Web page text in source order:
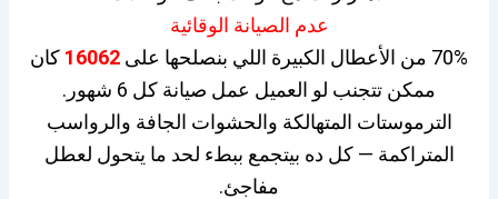
عدم الصيانة الوقائية
70% من الأعطال الكبيرة اللي بنصلحها على
16062 كان
ممكن تتجنب لو العميل عمل صيانة كل 6 شهور.
الترموستات المتهالكة والحشوات الجافة والرواسب
المتراكمة — كل ده بيتجمع ببطء لحد ما يتحول لعطل
مفاجئ.